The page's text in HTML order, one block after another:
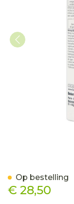
€ 28,50
Op bestelling